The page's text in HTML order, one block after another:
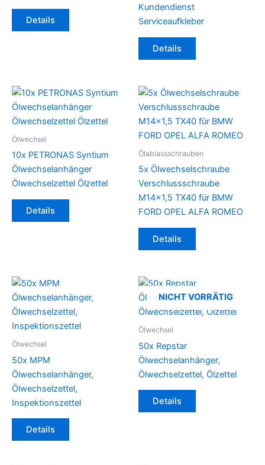
Details
Kundendienst
Serviceaufkleber
Details
Ölwechsel
10x PETRONAS Syntium
Ölwechselanhänger
Ölwechselzettel Ölzettel
Details
Ölablassschrauben
5x Ölwechselschraube
Verschlussschraube
M14x1,5 TX40 für BMW
FORD OPEL ALFA ROMEO
Details
Ölwechsel
50x MPM
Ölwechselanhänger,
Ölwechselzettel,
Inspektionszettel
Details
NICHT VORRÄTIG
Ölwechsel
50x Repstar
Ölwechselanhänger,
Ölwechselzettel, Ölzettel
Details